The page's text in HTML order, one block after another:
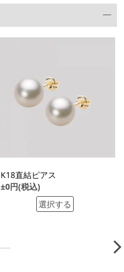
K18直結ピアス
±0円(税込)
選択する